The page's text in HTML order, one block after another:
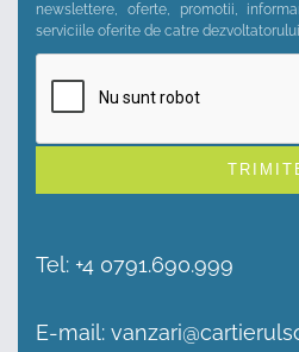
newslettere, oferte, promotii,
serviciile oferite de catre
Tel: +4 0791.690.999
E-mail: